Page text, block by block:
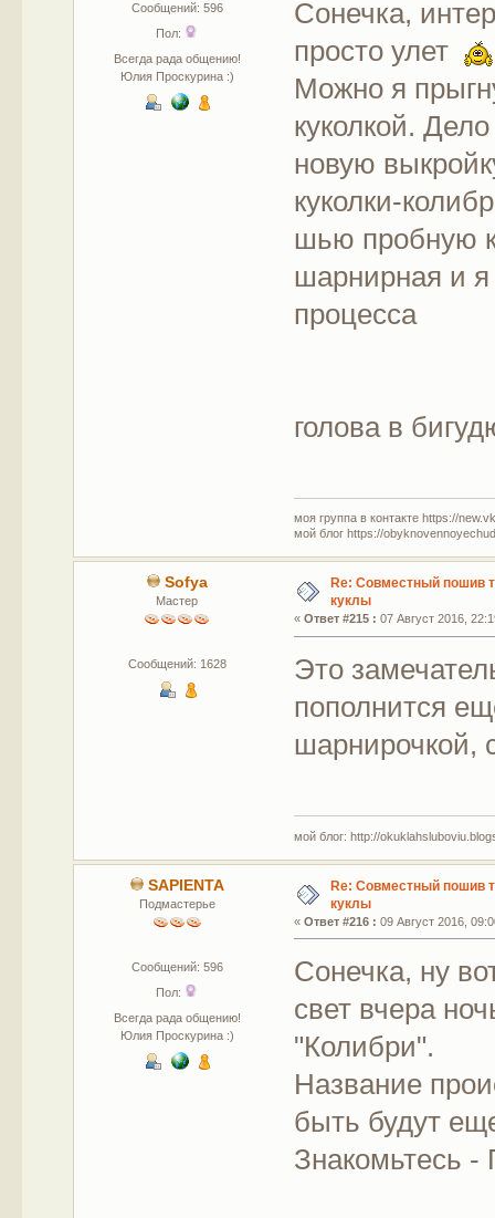
Сообщений: 596
Пол:
Всегда рада общению!
Юлия Проскурина :)
Сонечка,
просто улет
Можно я
куколкой.
новую
куколки-
шью пробную
шарнирная и
процесса
голова в
моя группа в контакте https://
мой блог https://
Sofya
Мастер
Сообщений: 1628
Re: Совместный пошив
куклы
«Ответ #215 : 07 Август 2016,
Это
пополнится
шарнирочкой,
мой блог: http://
SAPIENTA
Подмастерье
Сообщений: 596
Пол:
Всегда рада общению!
Юлия Проскурина :)
Re: Совместный пошив
куклы
«Ответ #216 : 09 Август 2016,
Сонечка, ну
свет вчера
"Колибри".
Название
быть будут
Знакомьтесь